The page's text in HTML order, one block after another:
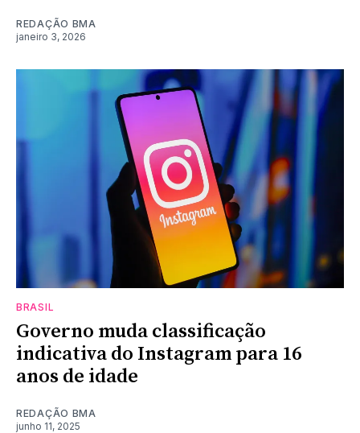
REDAÇÃO BMA
janeiro 3, 2026
BRASIL
Governo muda classificação
indicativa do Instagram para 16
anos de idade
REDAÇÃO BMA
junho 11, 2025